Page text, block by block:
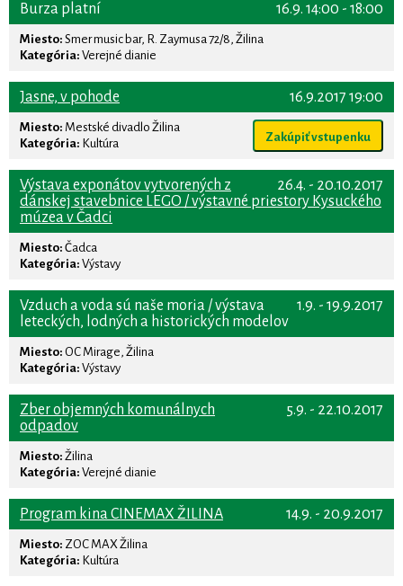
16.9. 14:00 - 18:00
Burza platní
Miesto: Smer music bar, R. Zaymusa 72/8, Žilina
Kategória: Verejné dianie
16.9.2017 19:00
Jasne, v pohode
Zakúpiť vstupenku
Miesto: Mestské divadlo Žilina
Kategória: Kultúra
26.4. - 20.10.2017
Výstava exponátov vytvorených z
dánskej stavebnice LEGO / výstavné priestory Kysuckého
múzea v Čadci
Miesto: Čadca
Kategória: Výstavy
1.9. - 19.9.2017
Vzduch a voda sú naše moria / výstava
leteckých, lodných a historických modelov
Miesto: OC Mirage, Žilina
Kategória: Výstavy
5.9. - 22.10.2017
Zber objemných komunálnych
odpadov
Miesto: Žilina
Kategória: Verejné dianie
14.9. - 20.9.2017
Program kina CINEMAX ŽILINA
Miesto: ZOC MAX Žilina
Kategória: Kultúra